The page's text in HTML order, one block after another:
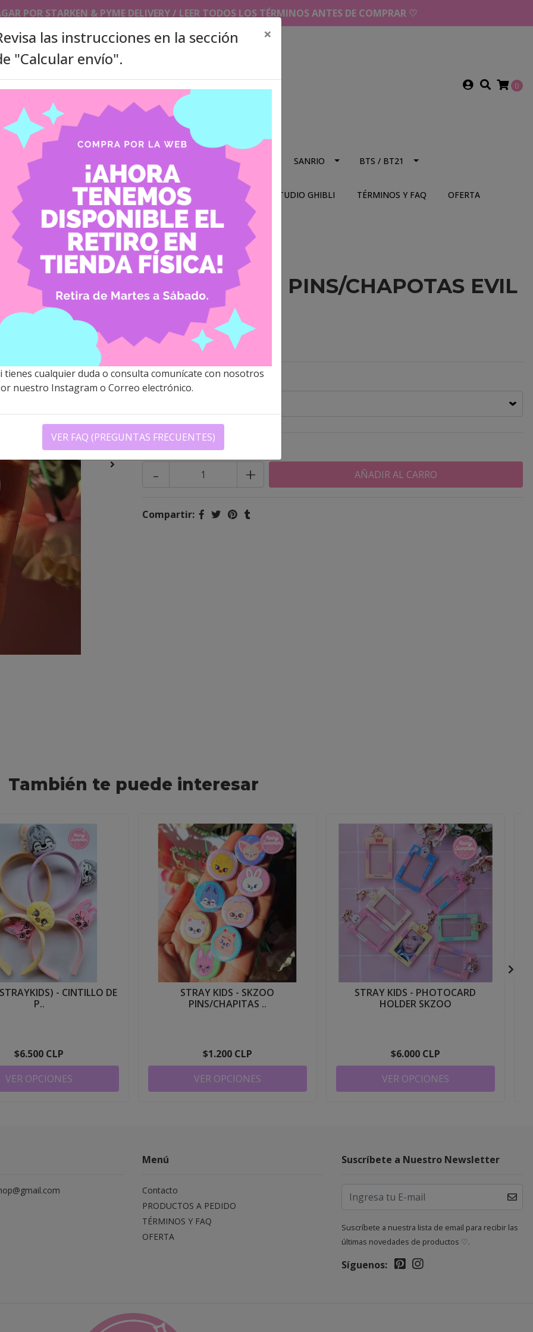
POR STARKEN & PYME DELIVERY / LEER TODOS LOS TÉRMINOS ANTES DE COMPRAR ♡
0
SLEEVES/TOPLOADERS PHOTOCARDS HOLDER/ KEYCHAINS SANRIO BTS / BT21
ITA BAGS ACCESORIOS PRODUCTOS A PEDIDO STUDIO GHIBLI TÉRMINOS Y FAQ OFERTA
STRAY KIDS - PINS/CHAPOTAS EVIL
SKZOO
$1.200 CLP
Personajes
Cantidad
+
-
Compartir:
También te puede interesar
- CINTILLO DE
P..
$6.500 CLP
VER OPCIONES
STRAY KIDS - SKZOO
PINS/CHAPITAS ..
$1.200 CLP
VER OPCIONES
STRAY KIDS - PHOTOCARD
HOLDER SKZOO
$6.000 CLP
VER OPCIONES
Menú
Contacto
PRODUCTOS A PEDIDO
TÉRMINOS Y FAQ
OFERTA
Suscríbete a Nuestro Newsletter
Suscríbete a nuestra lista de email para recibir las
últimas novedades de productos ♡.
Síguenos:
las instrucciones en la sección
"Calcular envío".
×
tienes cualquier duda o consulta comunícate con nosotros
nuestro Instagram o Correo electrónico.
VER FAQ (PREGUNTAS FRECUENTES)